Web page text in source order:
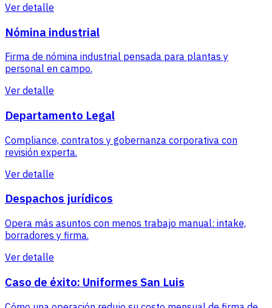
Ver detalle
Nómina industrial
Firma de nómina industrial pensada para plantas y
personal en campo.
Ver detalle
Departamento Legal
Compliance, contratos y gobernanza corporativa con
revisión experta.
Ver detalle
Despachos jurídicos
Opera más asuntos con menos trabajo manual: intake,
borradores y firma.
Ver detalle
Caso de éxito: Uniformes San Luis